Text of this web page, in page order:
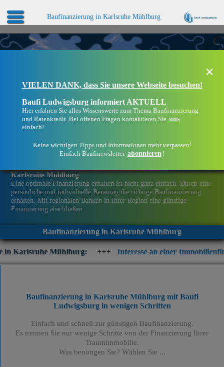
Baufinanzierung in Karlsruhe Mühlburg
Karlsruhe Mühlburg
Eine optimale Finanzierung erhalten ist nicht ganz einfach. Durch eine
persönliche und individuelle Beratung die richtige Baufinanzierung
erhalten. Mit regionalen Banken in Ihrer Region eine günstige
Finanzierung abschließen
Baufinanzierung in Karlsruhe Mühlburg
Mühlburg: +++ Interesse an einer Immobilienfinanzierung?
×
VIELEN DANK, dass Sie unsere Webseite besuchen!
Baufi Ludwigsburg informiert AKTUELL
Hier erfahren Sie alles Wissenswerte zum Thema Baufinanzierung
und Ratenkredit. Bei offenen Fragen kontaktieren Sie uns
einfach!
Keine wichtigen Tipps und Informationen mehr verpassen!
Einfach Baufinewsletter abonnieren !
Baufinanzierung in Karlsruhe Mühlburg mit Baufi
Ludwigsburgin wenigen Schritten
Einfach und schnell zur günstigen Baufinanzierung.
Es trennen Sie nur wenige Schritte von der Finanzierung Ihrer
Traumimmobilie.
Was benötigen Sie? Wählen Sie ...